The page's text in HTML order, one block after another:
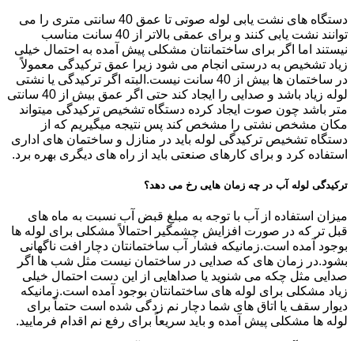
دستگاه های نشت یابی لوله صوتی تا عمق 40 سانتی متری را می
توانند نشت یابی کنند و برای عمقی بالاتر از 40 سانت مناسب
نیستند اما اگر برای ساختمانتان مشکلی پیش آمده به احتمال خیلی
زیاد تشخیص به درستی انجام می شود زیرا عمق ترکیدگی معمولاً
در ساختمان ها بیش از 40 سانت نیست.البته اگر ترکیدگی یا نشتی
لوله زیاد باشد و صدایی را ایجاد کند حتی اگر عمق بیش از 40 سانتی
متر باشد چون صوت ایجاد کرده دستگاه تشخیص ترکیدگی میتواند
مکان مشخص نشتی را مشخص کند پس نتیجه میگیریم که از
دستگاه تشخیص ترکیدگی لوله باید در منازل و ساختمان های اداری
استفاده کرد و برای کارهای صنعتی باید از راه های دیگری بهره برد.
ترکیدگی لوله آب در چه زمان هایی رخ می دهد؟
میزان استفاده از آب با توجه به مبلغ قبض آب نسبت به ماه های
قبل تر که در صورت افزایش چشمگیر احتمالاً مشکلی برای لوله ها
بوجود آمده است.زمانیکه فشار آب ساختمانتان دچار افت ناگهانی
بشود.در زمان های که صدایی در ساختمان نیست مثل شب ها اگر
صدایی مثل چکه می شنوید یا صداهایی از این دست احتمال خیلی
زیاد مشکلی برای لوله های ساختمانتان بوجود آمده است.زمانیکه
دیوار سقف یا اتاق های شما دچار نم زدگی شده است حتماً برای
لوله ها مشکلی پیش آمده و باید سریعاً برای رفع نم اقدام فرمایید.